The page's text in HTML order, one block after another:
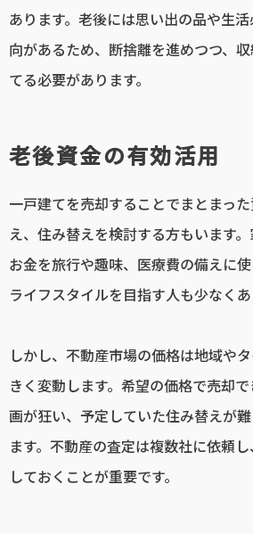
あります。老後には思い出の品や生
向があるため、断捨離を進めつつ、
てる必要があります。
老後資金の有効活用
一戸建てを売却することでまとまっ
え、住み替えを検討する方もいます
お金を旅行や趣味、医療費の備えに
ライフスタイルを目指す人も少なくあ
しかし、不動産市場の価格は地域や
きく変動します。希望の価格で売却
画が狂い、予定していた住み替えが
ます。不動産の査定は複数社に依頼
しておくことが重要です。